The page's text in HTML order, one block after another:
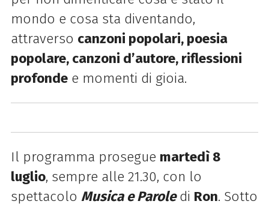
mondo e cosa sta diventando,
attraverso canzoni popolari, poesia
popolare, canzoni d’autore, riflessioni
profondee momenti di gioia.
Il programma prosegue martedì 8
luglio, sempre alle 21.30, con lo
spettacolo Musica e Paroledi Ron. Sotto